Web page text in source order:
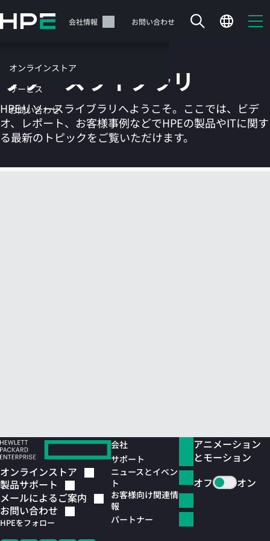
イ
テ
ツ
に
ス
ッ
サポート 会社情報 お問い合わせ
オンラインストア
サービス
お問い合わせ
カートは空です
リソースライブラリ
HPEリソースライブラリへようこそ。ここでは、ビデ
オ、レポート、お客様事例などでHPEの製品やITに関す
る最新のトピックをご覧いただけます。
オンラインストア
製品サポート
メールによるご案内
お問い合わせ
HPEをフォロー
会社
サポート
ニュースとイベン
ト
お客様向け関連情
報
パートナー
アニメーション
とモーション
オフ
オン